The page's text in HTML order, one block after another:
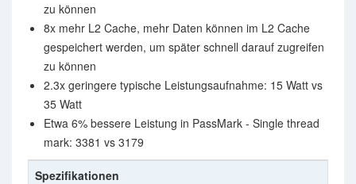
zu können
8x mehr L2 Cache, mehr Daten können im L2 Cache
gespeichert werden, um später schnell darauf zugreifen
zu können
2.3x geringere typische Leistungsaufnahme: 15 Watt vs
35 Watt
Etwa 6% bessere Leistung in PassMark - Single thread
mark: 3381 vs 3179
Spezifikationen